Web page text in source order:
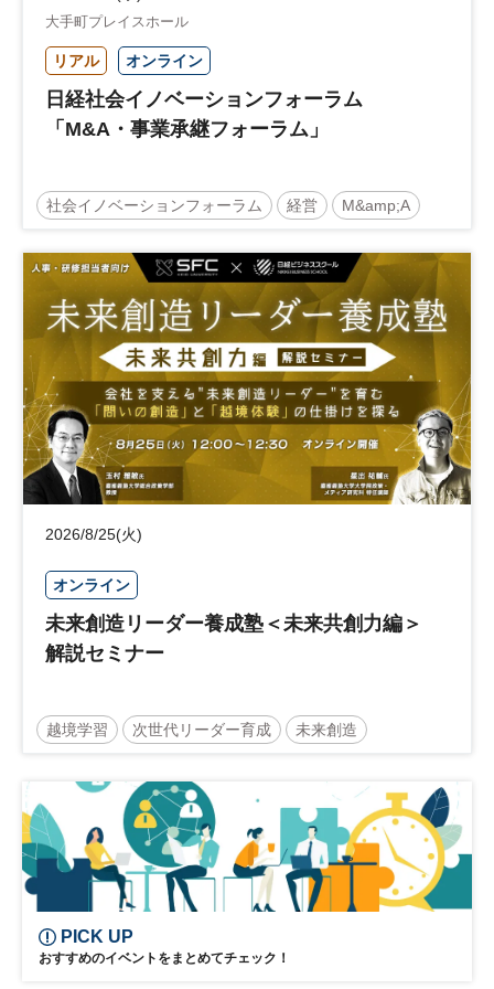
大手町プレイスホール
リアル オンライン
日経社会イノベーションフォーラム
「M&A・事業承継フォーラム」
社会イノベーションフォーラム 経営 M&amp;A
事業承継 中堅中小企業
日経社会イノベーションフォーラム 参加無料
2026/8/25(火)
オンライン
未来創造リーダー養成塾＜未来共創力編＞
解説セミナー
越境学習 次世代リーダー育成 未来創造
日経オンラインセミナー
PICK UP
おすすめのイベントをまとめてチェック！